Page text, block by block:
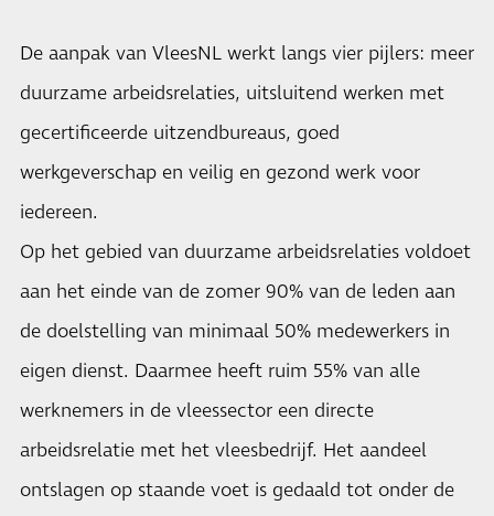
De aanpak van VleesNL werkt langs vier pijlers: meer
duurzame arbeidsrelaties, uitsluitend werken met
gecertificeerde uitzendbureaus, goed
werkgeverschap en veilig en gezond werk voor
iedereen.
Op het gebied van duurzame arbeidsrelaties voldoet
aan het einde van de zomer 90% van de leden aan
de doelstelling van minimaal 50% medewerkers in
eigen dienst. Daarmee heeft ruim 55% van alle
werknemers in de vleessector een directe
arbeidsrelatie met het vleesbedrijf. Het aandeel
ontslagen op staande voet is gedaald tot onder de